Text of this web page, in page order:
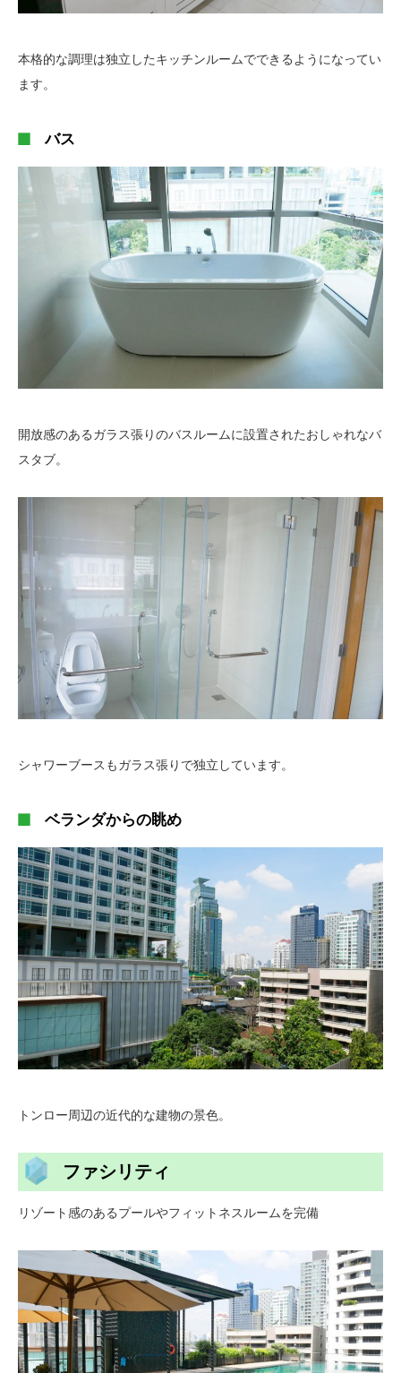
本格的な調理は独立したキッチンルームでできるようになってい
ます。
バス
開放感のあるガラス張りのバスルームに設置されたおしゃれなバ
スタブ。
シャワーブースもガラス張りで独立しています。
ベランダからの眺め
トンロー周辺の近代的な建物の景色。
ファシリティ
リゾート感のあるプールやフィットネスルームを完備